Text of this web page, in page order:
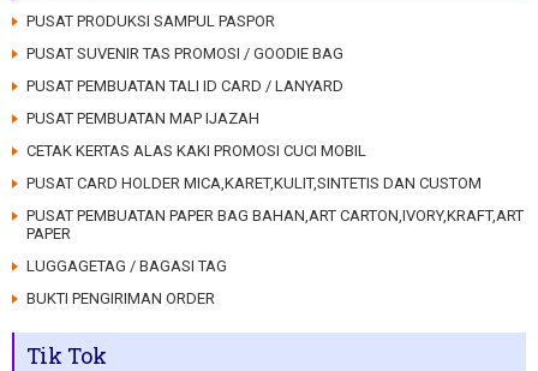
PUSAT PRODUKSI SAMPUL PASPOR
PUSAT SUVENIR TAS PROMOSI / GOODIE BAG
PUSAT PEMBUATAN TALI ID CARD / LANYARD
PUSAT PEMBUATAN MAP IJAZAH
CETAK KERTAS ALAS KAKI PROMOSI CUCI MOBIL
PUSAT CARD HOLDER MICA,KARET,KULIT,SINTETIS DAN CUSTOM
PUSAT PEMBUATAN PAPER BAG BAHAN,ART CARTON,IVORY,KRAFT,ART
PAPER
LUGGAGETAG / BAGASI TAG
BUKTI PENGIRIMAN ORDER
Tik Tok